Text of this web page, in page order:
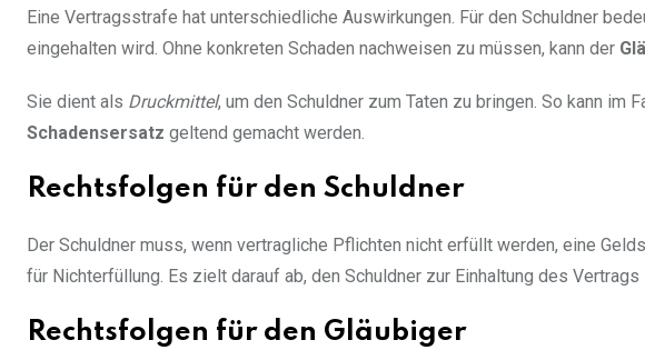
Eine Vertragsstrafe hat unterschiedliche Auswirkungen. Für den Schuldner
eingehalten wird. Ohne konkreten Schaden nachweisen zu müssen, kann der
Sie dient als Druckmittel, um den Schuldner zum Taten zu bringen. So kann
Schadensersatz geltend gemacht werden.
Rechtsfolgen für den Schuldner
Der Schuldner muss, wenn vertragliche Pflichten nicht erfüllt werden, eine
für Nichterfüllung. Es zielt darauf ab, den Schuldner zur Einhaltung des Vertrags
Rechtsfolgen für den Gläubiger